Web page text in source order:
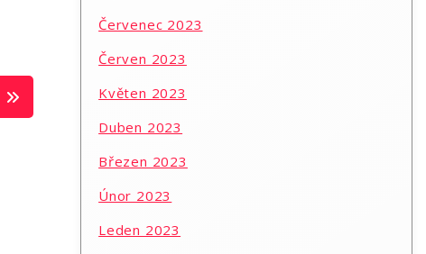
Červenec 2023
Červen 2023
Květen 2023
Duben 2023
Březen 2023
Únor 2023
Leden 2023